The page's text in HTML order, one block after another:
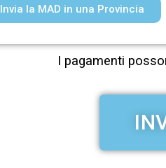
Invia la MAD in una Provincia
I pagamenti